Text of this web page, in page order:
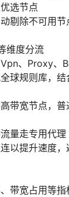
选节点
剔除不可用节
维度分流
、Proxy、
球规则库，
带宽节点，
量走专用代理
以提升速度
带宽占用等